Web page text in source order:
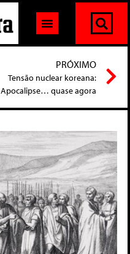
PRÓXIMO
Tensão nuclear koreana:
Apocalipse… quase agora